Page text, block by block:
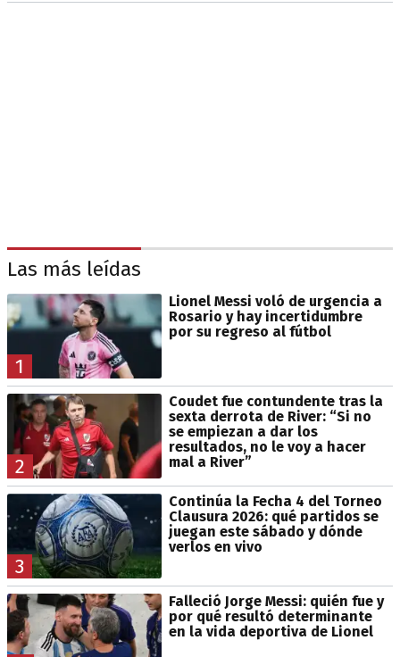
Las más leídas
1
Lionel Messi voló de urgencia a
Rosario y hay incertidumbre
por su regreso al fútbol
2
Coudet fue contundente tras la
sexta derrota de River: “Si no
se empiezan a dar los
resultados, no le voy a hacer
mal a River”
3
Continúa la Fecha 4 del Torneo
Clausura 2026: qué partidos se
juegan este sábado y dónde
verlos en vivo
Falleció Jorge Messi: quién fue y
por qué resultó determinante
en la vida deportiva de Lionel